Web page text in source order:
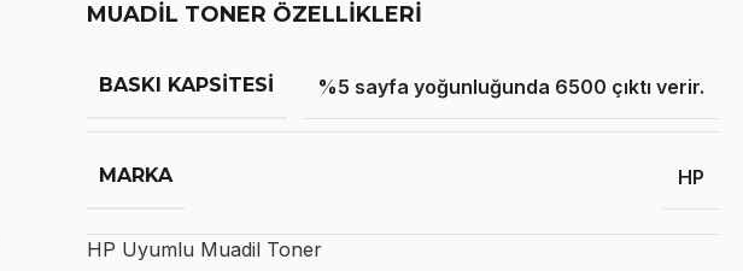
MUADİL TONER ÖZELLİKLERİ
BASKI KAPSITESI %5 sayfa yoğunluğunda 6500 çıktı verir.
MARKA HP
HP Uyumlu Muadil Toner